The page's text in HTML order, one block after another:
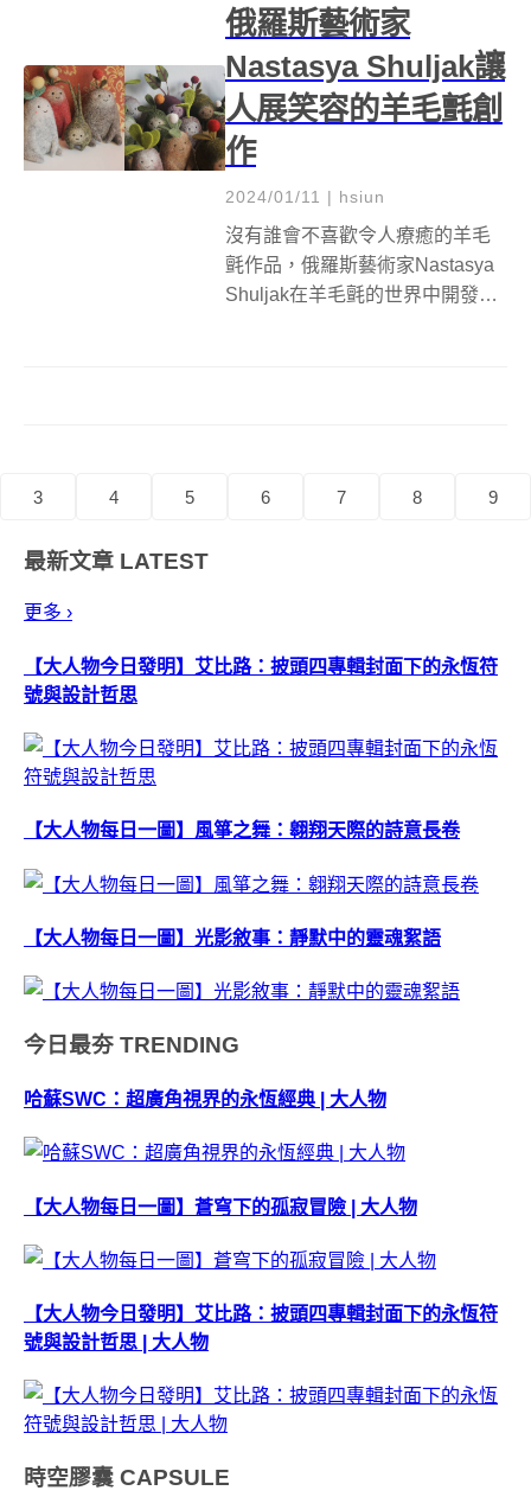
俄羅斯藝術家
Nastasya Shuljak讓
人展笑容的羊毛氈創
作
2024/01/11 | hsiun
沒有誰會不喜歡令人療癒的羊毛
氈作品，俄羅斯藝術家Nastasya
Shuljak在羊毛氈的世界中開發出
3 4 5 6 7 8 9
最新文章 LATEST
更多 ›
【大人物今日發明】艾比路：披頭四專輯封面下的永恆符
號與設計哲思
【大人物每日一圖】風箏之舞：翱翔天際的詩意長卷
【大人物每日一圖】光影敘事：靜默中的靈魂絮語
今日最夯 TRENDING
哈蘇SWC：超廣角視界的永恆經典 | 大人物
【大人物每日一圖】蒼穹下的孤寂冒險 | 大人物
【大人物今日發明】艾比路：披頭四專輯封面下的永恆符
號與設計哲思 | 大人物
時空膠囊 CAPSULE